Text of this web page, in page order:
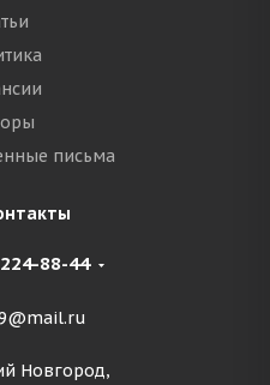
письма
88-44
Новгород,